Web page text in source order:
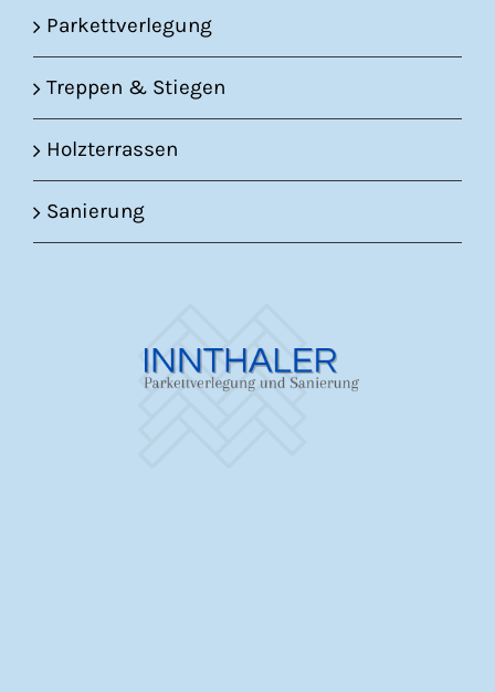
Parkettverlegung
Treppen & Stiegen
Holzterrassen
Sanierung